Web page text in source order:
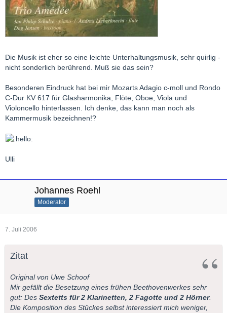
Die Musik ist eher so eine leichte Unterhaltungsmusik, sehr quirlig -
nicht sonderlich berührend. Muß sie das sein?
Besonderen Eindruck hat bei mir Mozarts Adagio c-moll und Rondo
C-Dur KV 617 für Glasharmonika, Flöte, Oboe, Viola und
Violoncello hinterlassen. Ich denke, das kann man noch als
Kammermusik bezeichnen!?
Ulli
Johannes Roehl
Moderator
7. Juli 2006
Zitat
Original von Uwe Schoof
Mir gefällt die Besetzung eines frühen Beethovenwerkes sehr
gut: Des Sextetts für 2 Klarinetten, 2 Fagotte und 2 Hörner.
Die Komposition des Stückes selbst interessiert mich weniger,